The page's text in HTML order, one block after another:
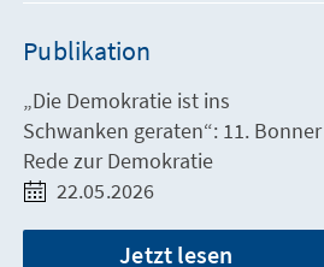
Publikation
„Die Demokratie ist ins
Schwanken geraten“: 11. Bonner
Rede zur Demokratie
22.05.2026
Jetzt lesen